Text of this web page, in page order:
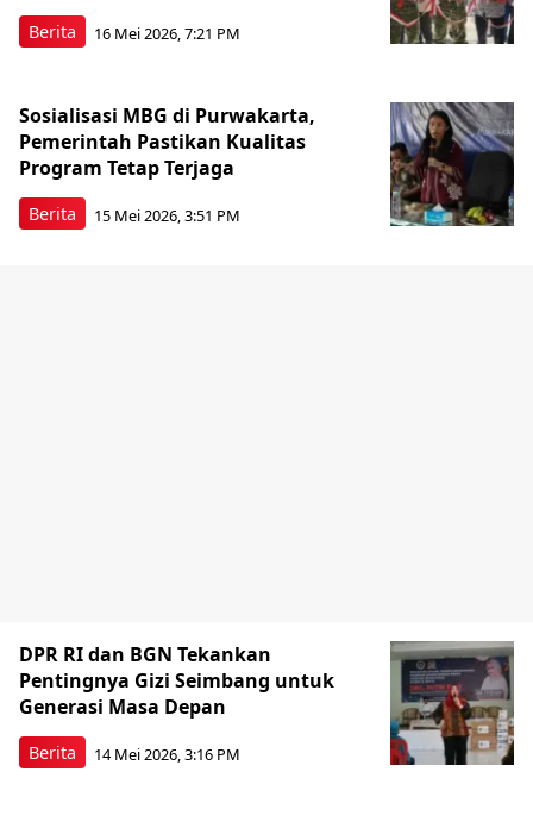
Berita 16 Mei 2026, 7:21 PM
Berita
Sosialisasi MBG di Purwakarta,
Pemerintah Pastikan Kualitas
Program Tetap Terjaga
15 Mei 2026, 3:51 PM
Berita
DPR RI dan BGN Tekankan
Pentingnya Gizi Seimbang untuk
Generasi Masa Depan
14 Mei 2026, 3:16 PM